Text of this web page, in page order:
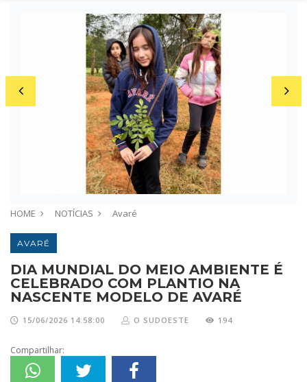
HOME NOTÍCIAS Avaré
AVARÉ
DIA MUNDIAL DO MEIO AMBIENTE É
CELEBRADO COM PLANTIO NA
NASCENTE MODELO DE AVARÉ
15/06/2026 14:58:00 O SUDOESTE 194
Compartilhar: